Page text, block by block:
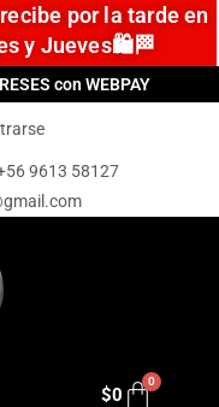
por la tarde en
y Jueves🛍️🏁
con WEBPAY
9613 58127
$0